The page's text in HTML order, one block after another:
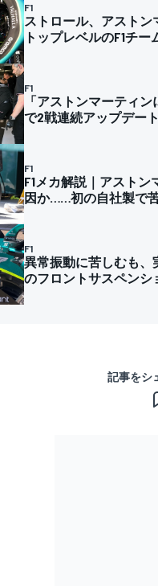
F1
ストロール、アスト
トップレベルのF1チー
F1
「アストンマーティ
で2戦連続アップデー
F1
F1メカ解説｜アスト
因か……初の自社製で
F1
異常振動に苦しむも、
のフロントサスペンシ
記事をシ